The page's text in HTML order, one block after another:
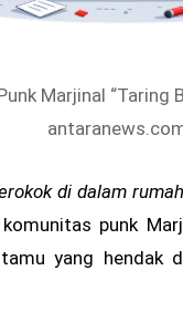
Marjinal “Taring
di dalam
punk
tamu yang hendak